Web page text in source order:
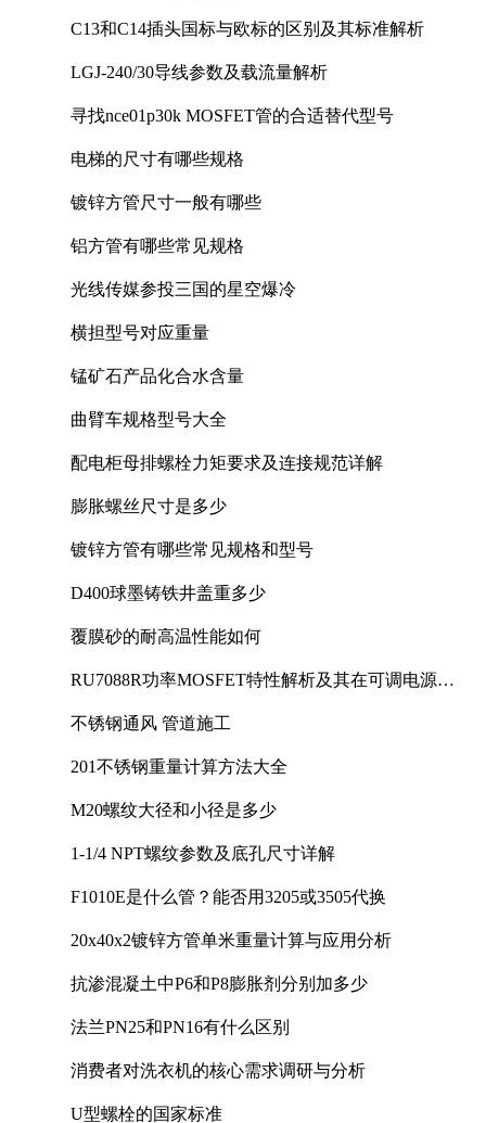
C13和C14插头国标与欧标的区别及其标准解析
LGJ-240/30导线参数及载流量解析
寻找nce01p30k MOSFET管的合适替代型号
电梯的尺寸有哪些规格
镀锌方管尺寸一般有哪些
铝方管有哪些常见规格
光线传媒参投三国的星空爆冷
横担型号对应重量
锰矿石产品化合水含量
曲臂车规格型号大全
配电柜母排螺栓力矩要求及连接规范详解
膨胀螺丝尺寸是多少
镀锌方管有哪些常见规格和型号
D400球墨铸铁井盖重多少
覆膜砂的耐高温性能如何
RU7088R功率MOSFET特性解析及其在可调电源设
不锈钢通风 管道施工
201不锈钢重量计算方法大全
M20螺纹大径和小径是多少
1-1/4 NPT螺纹参数及底孔尺寸详解
F1010E是什么管？能否用3205或3505代换
20x40x2镀锌方管单米重量计算与应用分析
抗渗混凝土中P6和P8膨胀剂分别加多少
法兰PN25和PN16有什么区别
消费者对洗衣机的核心需求调研与分析
U型螺栓的国家标准